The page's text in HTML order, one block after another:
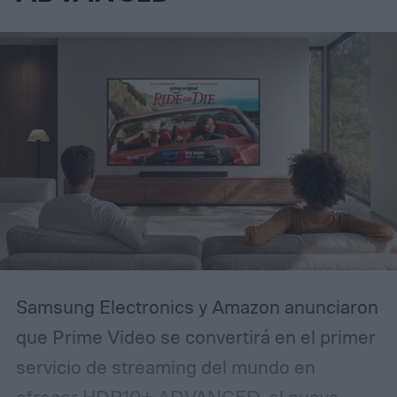
seis aumentos de zoom junto con un
campo de visión de 140 grados tanto en
suficientemente amplio para captar a un
visitante de pies a cabeza. El sistema
conserva, además, la doble función de
vigilancia y mirilla óptica tradicional, un
rasgo que ha caracterizado a esta línea de
productos desde sus primeras versiones.
Samsung Electronics y Amazon anunciaron
que Prime Video se convertirá en el primer
servicio de streaming del mundo en